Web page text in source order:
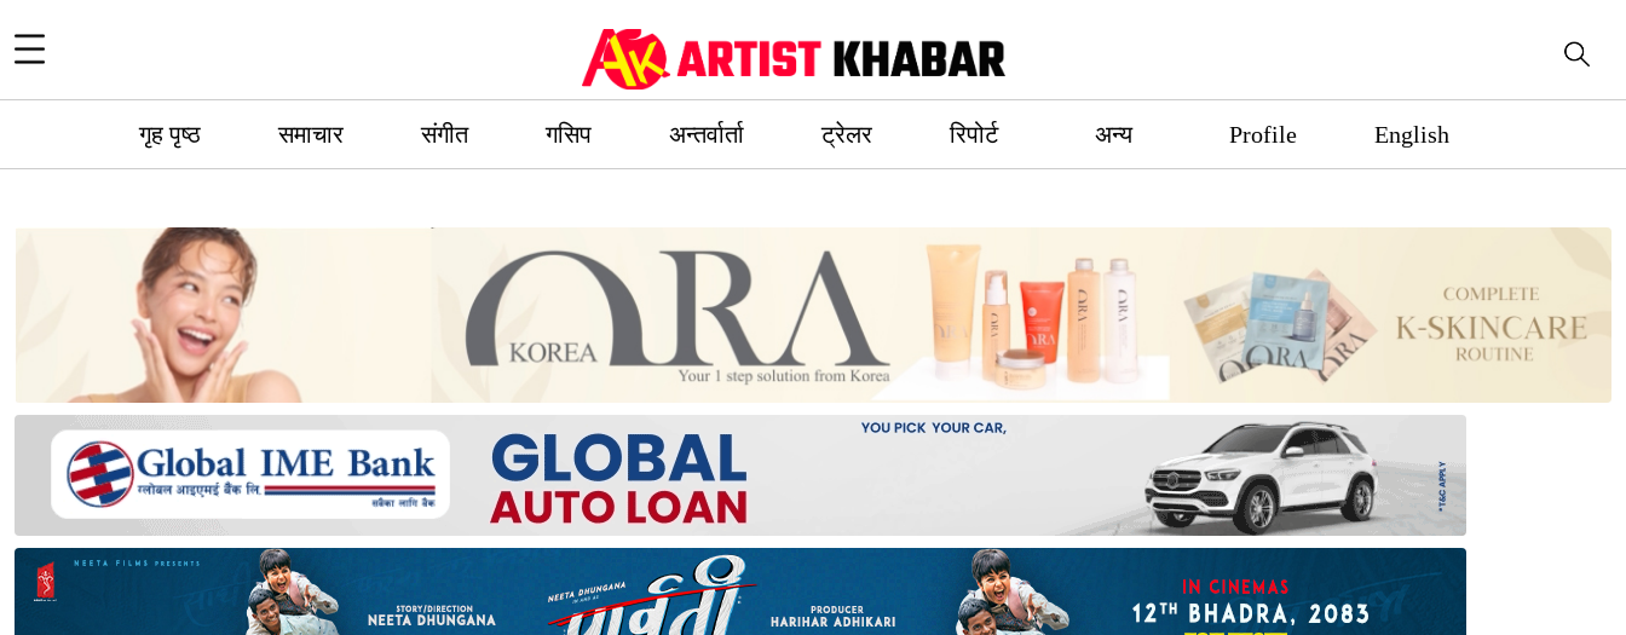
गृह पृष्ठ समाचार संगीत गसिप अन्तर्वार्ता ट्रेलर रिपोर्ट अन्य Profile English